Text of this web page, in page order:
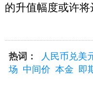
的升值幅度或许将
热词： 人民币兑美
场 中间价 本金 即